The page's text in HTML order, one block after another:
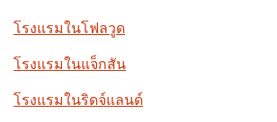
โรงแรมในโฟลวูด
โรงแรมในแจ็กสัน
โรงแรมในริดจ์แลนด์